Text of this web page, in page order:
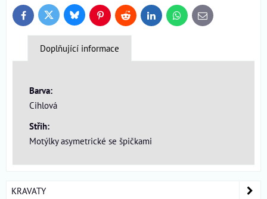
FacebookTwitter BlueskyPinterestReddit LinkedInWhatsApp
E-
mail
Doplňující informace
Barva:
Cihlová
Střih:
Motýlky asymetrické se špičkami
KRAVATY